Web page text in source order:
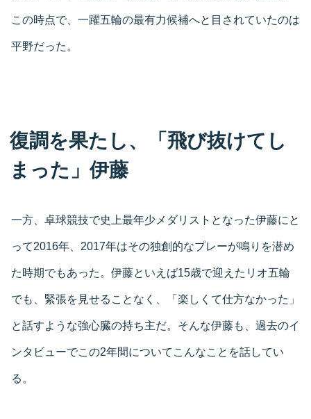
この時点で、一躍五輪の最有力候補へと目されていたのは
平野だった。
復調を果たし、「飛び抜けてし
まった」伊藤
一方、卓球競技で史上最年少メダリストとなった伊藤にと
って2016年、2017年はその独創的なプレーが鳴りを潜め
た時期でもあった。伊藤といえば15歳で迎えたリオ五輪
でも、緊張を見せることなく、「楽しくて仕方なかった」
と話すような強心臓の持ち主だ。そんな伊藤も、過去のイ
ンタビューでこの2年間についてこんなことを話してい
る。